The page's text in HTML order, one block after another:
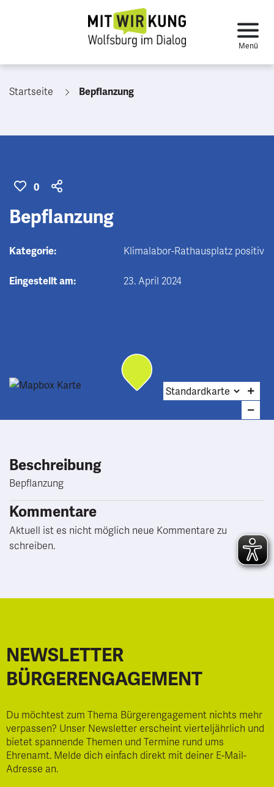
Startseite Bepflanzung
0
Bepflanzung
Kategorie: Klimalabor-Rathausplatz positiv
Eingestellt am: 23. April 2024
Beschreibung
Bepflanzung
Kommentare
Aktuell ist es nicht möglich neue Kommentare zu
schreiben.
NEWSLETTER
BÜRGERENGAGEMENT
Du möchtest zum Thema Bürgerengagement nichts mehr
verpassen? Unser Newsletter erscheint vierteljährlich und
bietet spannende Themen und Termine rund ums
Ehrenamt. Melde dich einfach direkt mit deiner E-Mail-
Adresse an.